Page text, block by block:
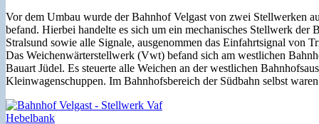
Vor dem Umbau wurde der Bahnhof Velgast von zwei Stellwerken
befand. Hierbei handelte es sich um ein mechanisches Stellwerk
Stralsund sowie alle Signale, ausgenommen das Einfahrtsignal von
Das Weichenwärterstellwerk (Vwt) befand sich am westlichen
Bauart Jüdel. Es steuerte alle Weichen an der westlichen
Kleinwagenschuppen. Im Bahnhofsbereich der Südbahn selbst